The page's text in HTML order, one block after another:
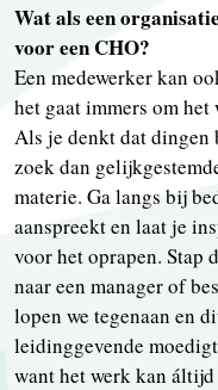
Wat als een
voor een CHO?
Een medewerker kan
het gaat immers om
Als je denkt dat dingen
zoek dan
materie. Ga langs bij
aanspreekt en laat je
voor het oprapen. Stap
naar een manager of
lopen we tegenaan en
leidinggevende
want het werk kan